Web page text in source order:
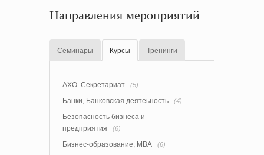
Направления мероприятий
Семинары Курсы Тренинги
АХО. Секретариат (5)
Банки, Банковская деятеьность (4)
Безопасность бизнеса и
предприятия
(6)
Бизнес-образование, MBA (6)